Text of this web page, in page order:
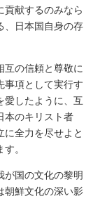
貢献するのみなら
、日本国自身の存
互の信頼と尊敬に
事項として実行す
愛したように、互
本のキリスト者
に全力を尽せよと
。
が国の文化の黎明
朝鮮文化の深い影